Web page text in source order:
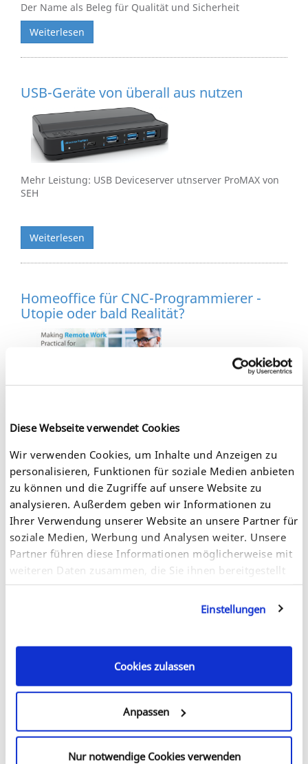
Diese Webseite verwendet Cookies
Wir verwenden Cookies, um Inhalte und Anzeigen zu
personalisieren, Funktionen für soziale Medien anbieten
zu können und die Zugriffe auf unsere Website zu
analysieren. Außerdem geben wir Informationen zu
Ihrer Verwendung unserer Website an unsere Partner für
soziale Medien, Werbung und Analysen weiter. Unsere
Partner führen diese Informationen möglicherweise mit
weiteren Daten zusammen, die Sie ihnen bereitgestellt
haben oder die sie im Rahmen Ihrer Nutzung der
Dienste gesammelt haben. Sie geben Einwilligung zu
unseren Cookies, wenn Sie unsere Webseite weiterhin
Einstellungen
Cookies zulassen
Anpassen
Nur notwendige Cookies verwenden
Der Name als Beleg für Qualität und Sicherheit
Weiterlesen
USB-Geräte von überall aus nutzen
Mehr Leistung: USB Deviceserver utnserver ProMAX von
SEH
Weiterlesen
Homeoffice für CNC-Programmierer -
Utopie oder bald Realität?
Versicherungskaufleute – sie alle haben nicht erst seit
Weiterlesen
SEH veröffentlicht offiziell den neuen UTN
Manager in der Version 3.4.3.
Apple M1 Prozessor-Architektur |Einbindung…
Neues Management-Tool für USB-Device-
und Dongleserver-Unterstützung